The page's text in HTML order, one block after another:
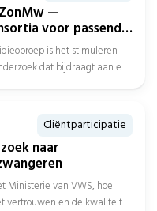
—
voor passend
de geheleis het stimuleren
dat bijdraagt aan een
Cliëntparticipatie
naar
Ministerie van VWS, hoe
vertrouwen en de kwaliteit